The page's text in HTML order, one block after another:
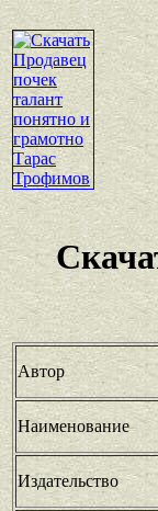
Автор
Наименование
Издательство